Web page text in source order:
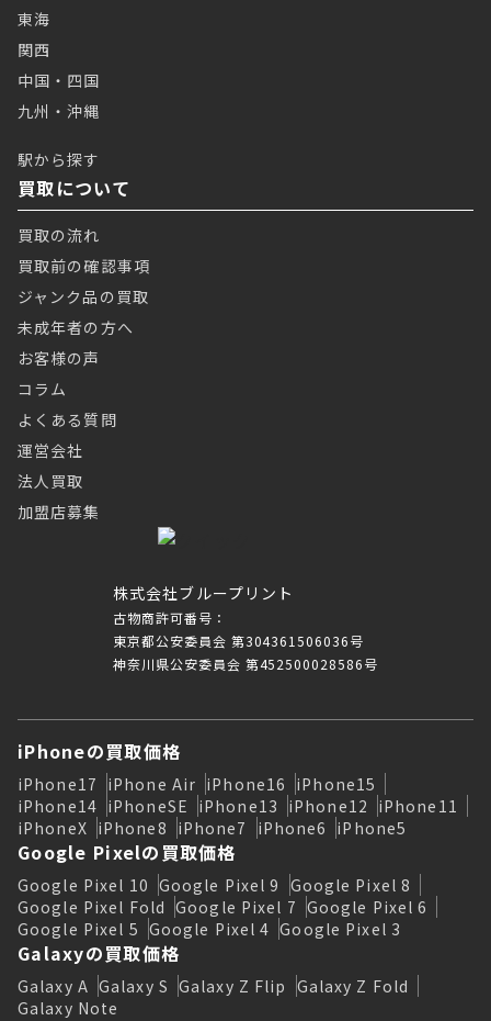
株式会社ブループリント
古物商許可番号：
東京都公安委員会 第304361506036号
神奈川県公安委員会 第452500028586号
東海
関西
中国・四国
九州・沖縄
駅から探す
買取について
買取の流れ
買取前の確認事項
ジャンク品の買取
未成年者の方へ
お客様の声
コラム
よくある質問
運営会社
法人買取
加盟店募集
iPhoneの買取価格
iPhone17 iPhone Air iPhone16 iPhone15
iPhone14 iPhoneSE iPhone13 iPhone12 iPhone11
iPhoneX iPhone8 iPhone7 iPhone6 iPhone5
Google Pixelの買取価格
Google Pixel 10 Google Pixel 9 Google Pixel 8
Google Pixel Fold Google Pixel 7 Google Pixel 6
Google Pixel 5 Google Pixel 4 Google Pixel 3
Galaxyの買取価格
Galaxy A Galaxy S Galaxy Z Flip Galaxy Z Fold
Galaxy Note